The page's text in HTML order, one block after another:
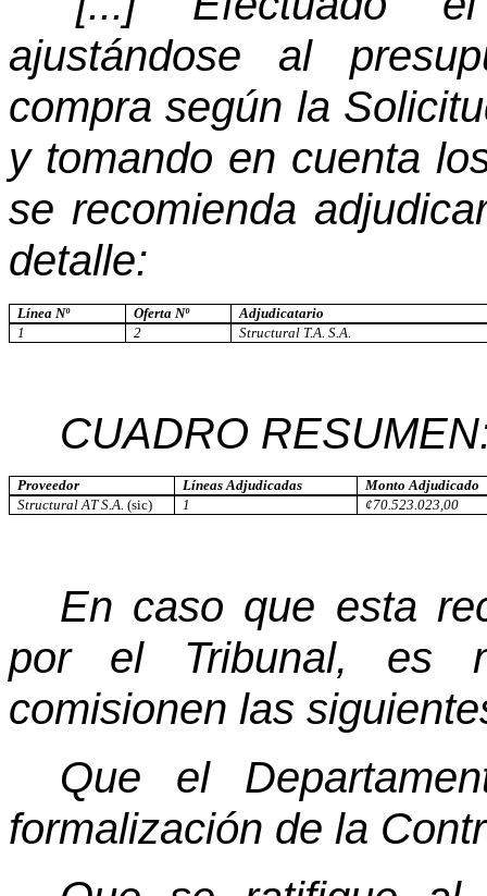
ajustándose al
compra según la
y tomando en cuenta
se recomienda
detalle:
Línea Nº Oferta Nº
Adjudicatario
1
2 Structural T.A. S.A.
CUADRO
Proveedor Líneas Adjudicadas
Monto Adjudicado
Structural AT S.A. (sic) 1 ¢70.523.023,00
En caso que esta
por el Tribunal, es
comisionen las
Que el
formalización de la